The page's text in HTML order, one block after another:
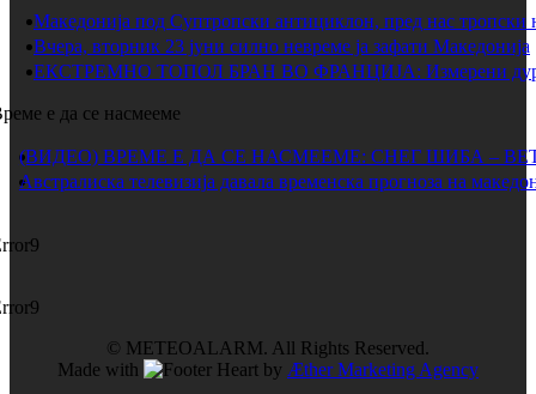
Македонија под Суптропски антициклон, пред нас тропски
Вчера, вторник 23 јуни силно невреме ја зафати Македонија
ЕКСТРЕМНО ТОПОЛ БРАН ВО ФРАНЦИЈА: Измерени дури
е да се насмееме
(ВИДЕО) ВРЕМЕ Е ДА СЕ НАСМЕЕМЕ: СНЕГ ШИБА –
Австралиска телевизија давала временска прогноза на
© METEOALARM. All Rights Reserved.
Made with
by Æther Marketing Agency